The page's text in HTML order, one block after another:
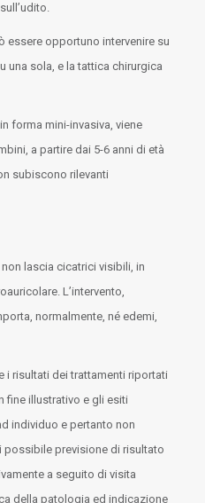
essere opportuno intervenire su
una sola, e la tattica chirurgica
forma mini-invasiva, viene
a partire dai 5-6 anni di età
subiscono rilevanti
lascia cicatrici visibili, in
L’intervento,
normalmente, né edemi,
i risultati dei trattamenti riportati
fine illustrativo e gli esiti
individuo e pertanto non
previsione di risultato
a seguito di visita
della patologia ed indicazione